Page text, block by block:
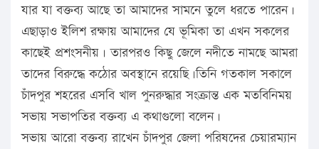
যার যা বক্তব্য আছে তা আমাদের সামনে তুলে ধরতে পারেন।
এছাড়াও ইলিশ রক্ষায় আমাদের যে ভূমিকা তা এখন সকলের
কাছেই প্রশংসনীয়। তারপরও কিছু জেলে নদীতে নামছে আমরা
তাদের বিরুদ্ধে কঠোর অবস্থানে রয়েছি।তিনি গতকাল সকালে
চাঁদপুর শহরের এসবি খাল পুনরুদ্ধার সংক্রান্ত এক মতবিনিময়
সভায় সভাপতির বক্তব্য এ কথাগুলো বলেন।
সভায় আরো বক্তব্য রাখেন চাঁদপুর জেলা পরিষদের চেয়ারম্যান